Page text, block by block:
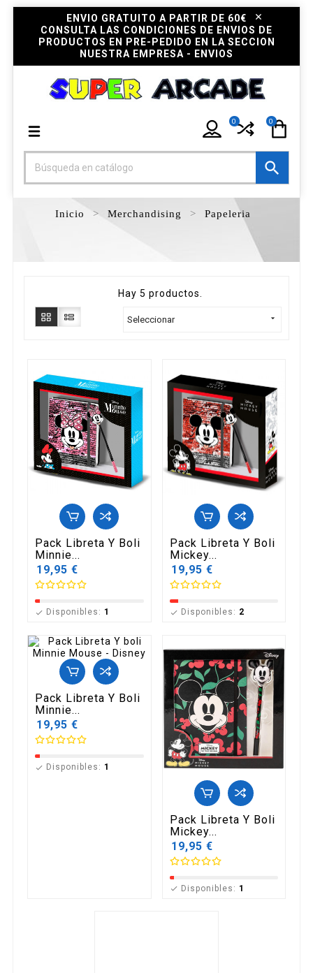
ENVIO GRATUITO A PARTIR DE 60€
CONSULTA LAS CONDICIONES DE ENVIOS DE
PRODUCTOS EN PRE-PEDIDO EN LA SECCION
NUESTRA EMPRESA - ENVIOS
0
0

Inicio Merchandising Papeleria
Hay 5 productos.
Seleccionar 
Pack Libreta Y Boli
Minnie...
19,95 €
 Disponibles: 1
Pack Libreta Y Boli
Mickey...
19,95 €
 Disponibles: 2
Pack Libreta Y Boli
Minnie...
19,95 €
 Disponibles: 1
Pack Libreta Y Boli
Mickey...
19,95 €
 Disponibles: 1